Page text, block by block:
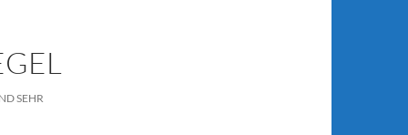
SEHR A